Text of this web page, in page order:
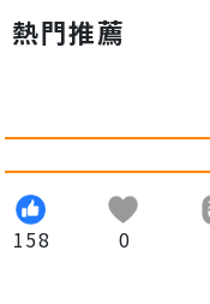
熱門推薦
158 0